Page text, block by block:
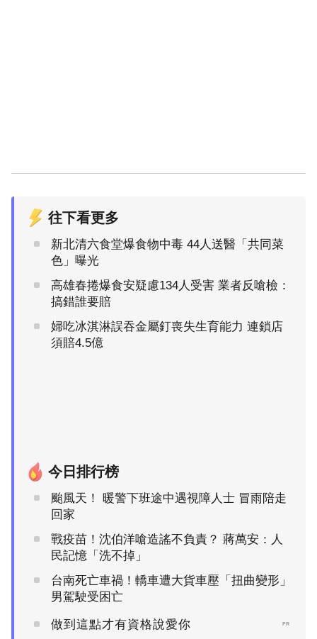
往下看更多
新北清六食堂爆食物中毒 44人送醫「共同菜
色」曝光
高雄春捲爆食安疑慮134人受害 業者反嗆檢：
搞錯誰要賠
婦吃冰淇淋誤吞金屬釘喪失生育能力 連鎖店
須賠4.5億
今日排行榜
颱風天！ 暖警下班途中遇視障人士 冒雨陪走
回家
戰疫苗！沈伯洋嗆造謠不負責？ 蔣萬安：人
民記憶「洗不掉」
台南死亡車禍！轎車遭大貨車壓「扭曲變形」
男駕駛受困亡
做到這點才有資格說愛你 PR